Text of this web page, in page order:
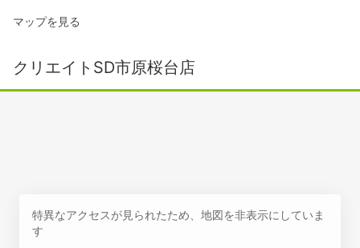
マップを見る
クリエイトSD市原桜台店
特異なアクセスが見られたため、地図を非表示にしていま
す